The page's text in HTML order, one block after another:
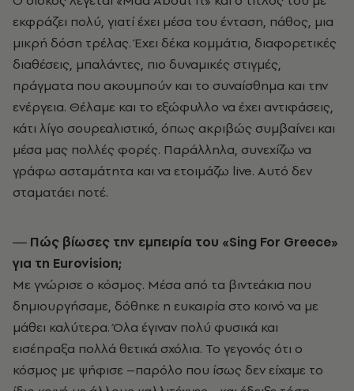
εκφράζει πολύ, γιατί έχει μέσα του ένταση, πάθος, μια
μικρή δόση τρέλας. Έχει δέκα κομμάτια, διαφορετικές
διαθέσεις, μπαλάντες, πιο δυναμικές στιγμές,
πράγματα που ακουμπούν και το συναίσθημα και την
ενέργεια. Θέλαμε και το εξώφυλλο να έχει αντιφάσεις,
κάτι λίγο σουρεαλιστικό, όπως ακριβώς συμβαίνει και
μέσα μας πολλές φορές. Παράλληλα, συνεχίζω να
γράφω ασταμάτητα και να ετοιμάζω live. Αυτό δεν
σταματάει ποτέ.
― Πώς βίωσες την εμπειρία του «Sing For Greece»
για τη Eurovision;
Με γνώρισε ο κόσμος. Μέσα από τα βιντεάκια που
δημιουργήσαμε, δόθηκε η ευκαιρία στο κοινό να με
μάθει καλύτερα. Όλα έγιναν πολύ φυσικά και
εισέπραξα πολλά θετικά σχόλια. Το γεγονός ότι ο
κόσμος με ψήφισε –παρόλο που ίσως δεν είχαμε το